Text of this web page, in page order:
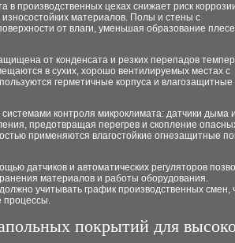
в производственных цехах снижает риск
материалов. Полы и стены с
от влаги, уменьшая образование
от конденсата и резких перепадов
в сухих, хорошо вентилируемых местах с
герметичные корпуса и влагозащитные
контроля микроклимата: датчики дыма
предотвращая перегрев и скопление
применяются влагостойкие огнезащитные
датчиков и автоматических регуляторов
материалов и работы оборудования.
учитывать график производственных смен,
процессы.
покрытий для